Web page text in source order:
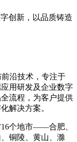
创新，以品质铸造
沿技术，专注于
用研发及企业数字
流程，为客户提供
解决方案。
个地市——合肥、
铜陵、黄山、滁